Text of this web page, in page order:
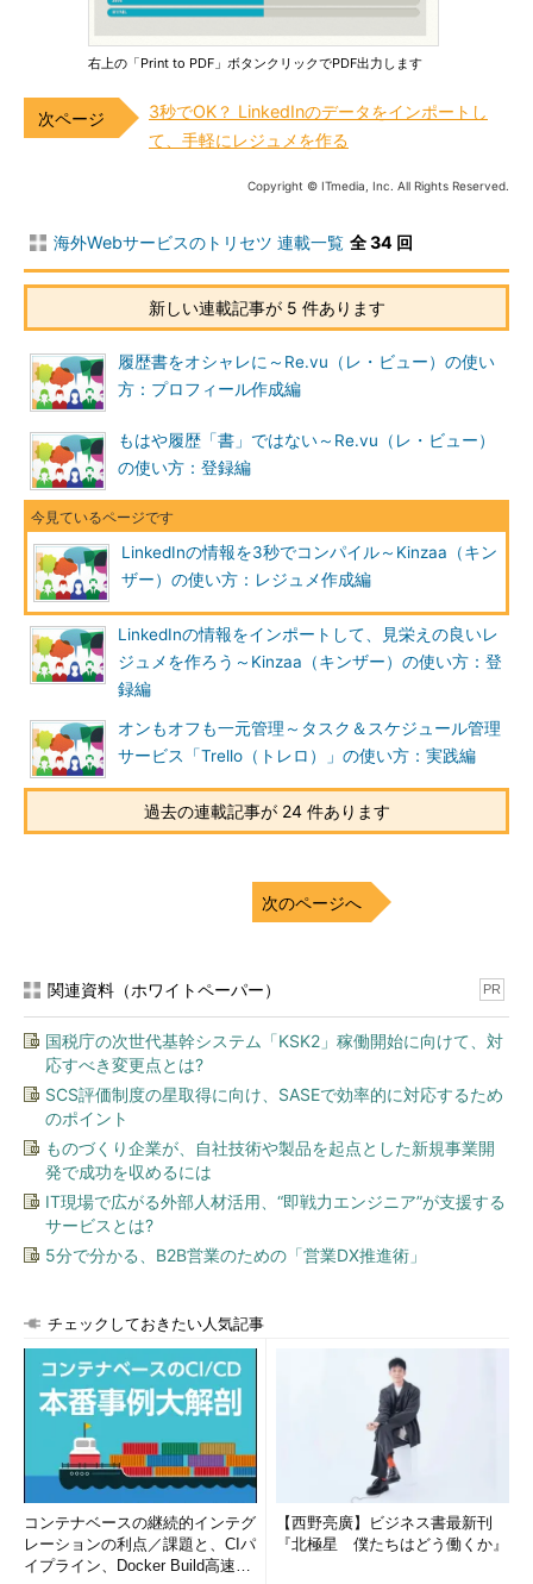
右上の「Print to PDF」ボタンクリックでPDF出力します
3秒でOK？ LinkedInのデータをインポートし
て、手軽にレジュメを作る
Copyright © ITmedia, Inc. All Rights Reserved.
海外Webサービスのトリセツ 連載一覧 全 34 回
新しい連載記事が 5 件あります
履歴書をオシャレに～Re.vu（レ・ビュー）の使い
方：プロフィール作成編
もはや履歴「書」ではない～Re.vu（レ・ビュー）
の使い方：登録編
LinkedInの情報を3秒でコンパイル～Kinzaa（キン
ザー）の使い方：レジュメ作成編
LinkedInの情報をインポートして、見栄えの良いレ
ジュメを作ろう～Kinzaa（キンザー）の使い方：登
録編
オンもオフも一元管理～タスク＆スケジュール管理
サービス「Trello（トレロ）」の使い方：実践編
過去の連載記事が 24 件あります
次のページへ
関連資料（ホワイトペーパー） PR
国税庁の次世代基幹システム「KSK2」稼働開始に向けて、対
応すべき変更点とは?
SCS評価制度の星取得に向け、SASEで効率的に対応するため
のポイント
ものづくり企業が、自社技術や製品を起点とした新規事業開
発で成功を収めるには
IT現場で広がる外部人材活用、“即戦力エンジニア”が支援する
サービスとは?
5分で分かる、B2B営業のための「営業DX推進術」
チェックしておきたい人気記事
コンテナベースの継続的インテグ
レーションの利点／課題と、CIパ
イプライン、Docker Build高速化
【西野亮廣】ビジネス書最新刊
『北極星 僕たちはどう働くか』